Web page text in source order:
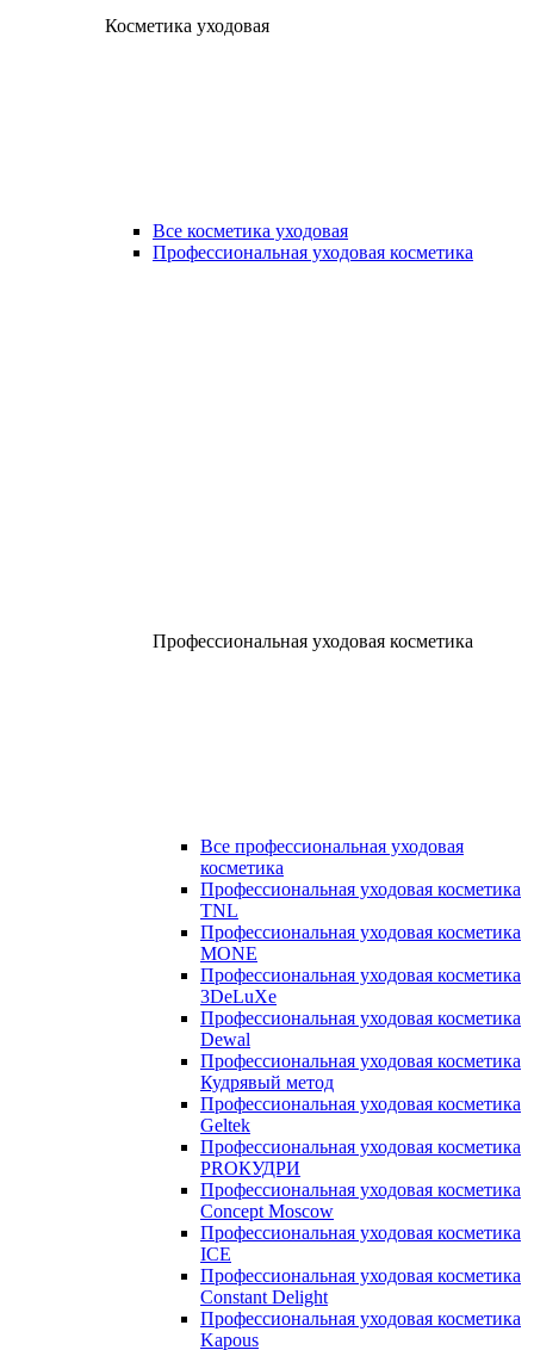
Косметика уходовая
Все косметика уходовая
Профессиональная уходовая косметика
Профессиональная уходовая косметика
Все профессиональная уходовая
косметика
Профессиональная уходовая косметика
TNL
Профессиональная уходовая косметика
MONE
Профессиональная уходовая косметика
3DeLuXe
Профессиональная уходовая косметика
Dewal
Профессиональная уходовая косметика
Кудрявый метод
Профессиональная уходовая косметика
Geltek
Профессиональная уходовая косметика
PROКУДРИ
Профессиональная уходовая косметика
Concept Moscow
Профессиональная уходовая косметика
ICE
Профессиональная уходовая косметика
Constant Delight
Профессиональная уходовая косметика
Kapous